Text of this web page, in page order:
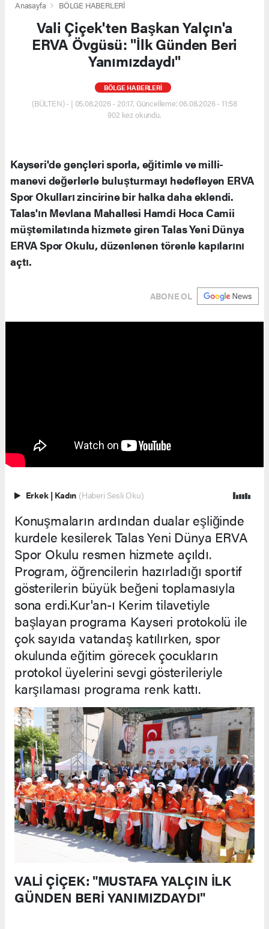
Anasayfa BÖLGE HABERLERİ
Vali Çiçek'ten Başkan Yalçın'a
ERVA Övgüsü: "İlk Günden Beri
Yanımızdaydı"
BÖLGE HABERLERİ
(BÜLTEN) - | 05.08.2026 - 20:17, Güncelleme: 06.08.2026 - 11:58
902 kez okundu.
Kayseri'de gençleri sporla, eğitimle ve milli-
manevi değerlerle buluşturmayı hedefleyen ERVA
Spor Okulları zincirine bir halka daha eklendi.
Talas'ın Mevlana Mahallesi Hamdi Hoca Camii
müştemilatında hizmete giren Talas Yeni Dünya
ERVA Spor Okulu, düzenlenen törenle kapılarını
açtı.
ABONE OL
Erkek | Kadın (Haberi Sesli Oku)
Konuşmaların ardından dualar eşliğinde
kurdele kesilerek Talas Yeni Dünya ERVA
Spor Okulu resmen hizmete açıldı.
Program, öğrencilerin hazırladığı sportif
gösterilerin büyük beğeni toplamasıyla
sona erdi.Kur'an-ı Kerim tilavetiyle
başlayan programa Kayseri protokolü ile
çok sayıda vatandaş katılırken, spor
okulunda eğitim görecek çocukların
protokol üyelerini sevgi gösterileriyle
karşılaması programa renk kattı.
VALİ ÇİÇEK: "MUSTAFA YALÇIN İLK
GÜNDEN BERİ YANIMIZDAYDI"